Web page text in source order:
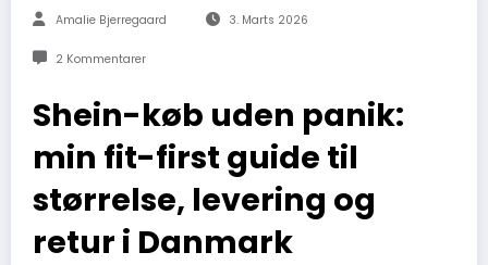
Amalie Bjerregaard 3. Marts 2026
2 Kommentarer
Shein-køb uden panik:
min fit-first guide til
størrelse, levering og
retur i Danmark